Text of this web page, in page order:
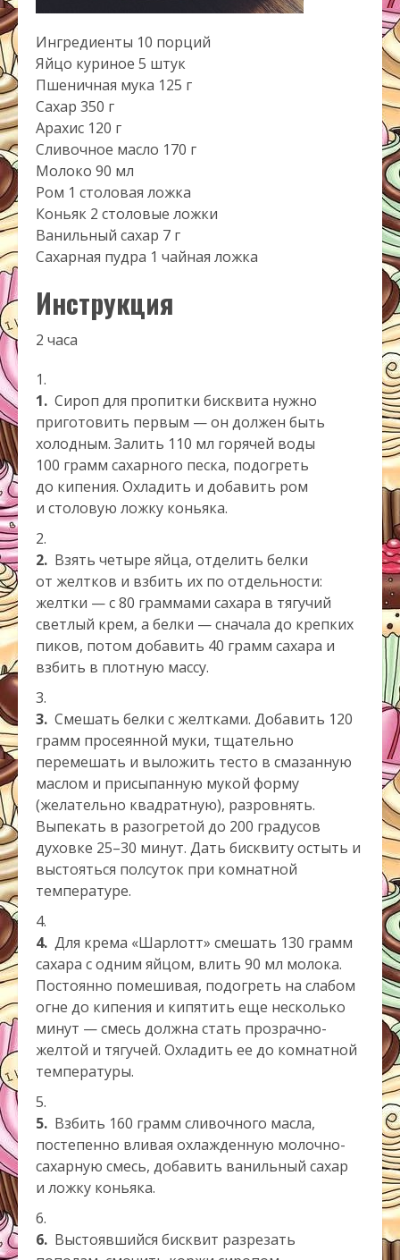
Ингредиенты 10 порций
Яйцо куриное 5 штук
Пшеничная мука 125 г
Сахар 350 г
Арахис 120 г
Сливочное масло 170 г
Молоко 90 мл
Ром 1 столовая ложка
Коньяк 2 столовые ложки
Ванильный сахар 7 г
Сахарная пудра 1 чайная ложка
Инструкция
2 часа
1. Сироп для пропитки бисквита нужно
приготовить первым — он должен быть
холодным. ­Залить 110 мл горячей воды
100 грамм сахарного песка, подогреть
до кипения. Охладить и добавить ром
и столовую ложку коньяка.
2. Взять четыре яйца, отделить белки
от желтков и взбить их по отдельности:
желтки — с 80 граммами сахара в тягучий
светлый крем, а белки — сначала до крепких
пиков, потом добавить 40 грамм сахара и
взбить в плотную массу.
3. Смешать белки с желтками. Добавить 120
грамм просеянной муки, тщательно
перемешать и выложить тесто в смазанную
маслом и присыпанную мукой форму
(желательно квадратную), разровнять.
Выпекать в разогретой до 200 градусов
духовке 25–30 минут. Дать бисквиту остыть и
выстояться полсуток при комнатной
температуре.
4. Для крема «Шарлотт» смешать 130 грамм
сахара с одним яйцом, влить 90 мл молока.
Постоянно помешивая, подогреть на слабом
огне до кипения и кипятить еще несколько
минут — смесь должна стать прозрачно-
желтой и тягучей. Охладить ее до комнатной
температуры.
5. Взбить 160 грамм сливочного масла,
постепенно вливая ох­лажденную молочно-
сахарную смесь, добавить ванильный сахар
и ложку коньяка.
6. Выстоявшийся бисквит разрезать